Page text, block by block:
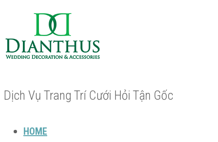
Dịch Vụ Trang Trí Cưới Hỏi Tận Gốc
HOME